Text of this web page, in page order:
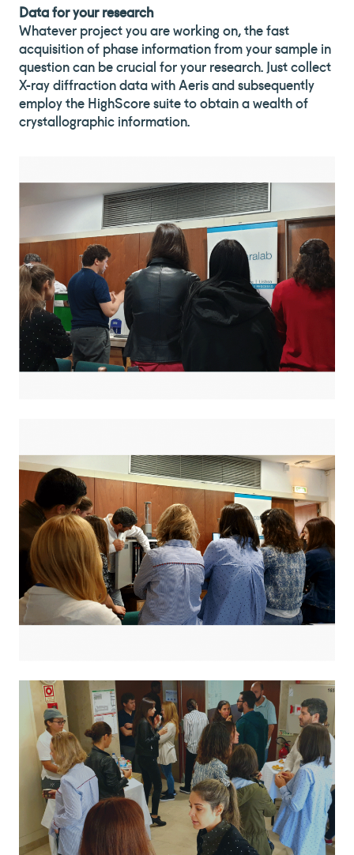
Data for your research
Whatever project you are working on, the fast
acquisition of phase information from your sample in
question can be crucial for your research. Just collect
X-ray diffraction data with Aeris and subsequently
employ the HighScore suite to obtain a wealth of
crystallographic information.